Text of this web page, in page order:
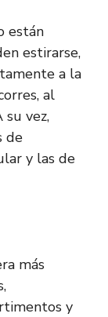
están
estirarse,
a la
al
su vez,
de
y las de
más
y